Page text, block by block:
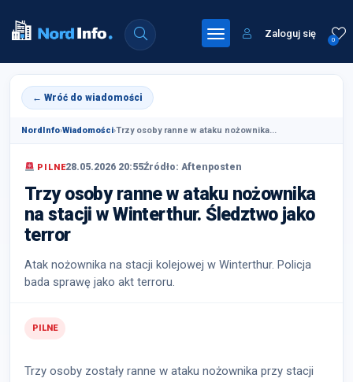
0
Zaloguj się
← Wróć do wiadomości
NordInfo›Wiadomości›Trzy osoby ranne w ataku nożownika...
PILNE28.05.2026 20:55Źródło: Aftenposten
Trzy osoby ranne w ataku nożownika
na stacji w Winterthur. Śledztwo jako
terror
Atak nożownika na stacji kolejowej w Winterthur. Policja
bada sprawę jako akt terroru.
PILNE
Trzy osoby zostały ranne w ataku nożownika przy stacji